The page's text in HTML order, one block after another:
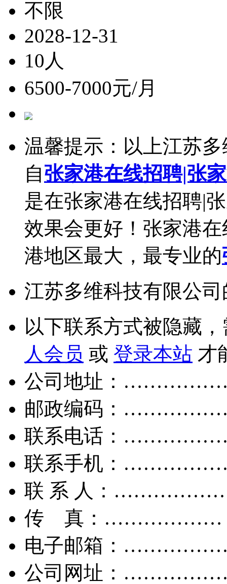
不限
2028-12-31
10人
6500-7000元/月
温馨提示：以上江苏
自张家港在线招聘|张
是在张家港在线招聘|
效果会更好！张家港
港地区最大，最专业的
江苏多维科技有限公
以下联系方式被隐藏
人会员 或 登录本站 才
公司地址：
邮政编码：
联系电话：
联系手机：
联 系 人：
传 真：………………
电子邮箱：
公司网址：